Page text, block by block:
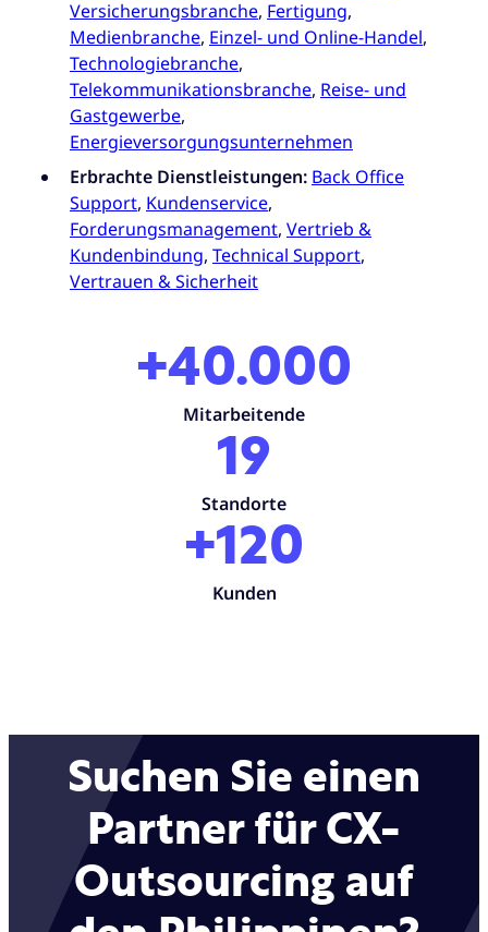
Versicherungsbranche, Fertigung,
Medienbranche, Einzel- und Online-Handel,
Technologiebranche,
Telekommunikationsbranche, Reise- und
Gastgewerbe,
Energieversorgungsunternehmen
Erbrachte Dienstleistungen: Back Office
Support, Kundenservice,
Forderungsmanagement, Vertrieb &
Kundenbindung, Technical Support,
Vertrauen & Sicherheit
+40.000
Mitarbeitende
19
Standorte
+120
Kunden
Suchen Sie einen
Partner für CX-
Outsourcing auf